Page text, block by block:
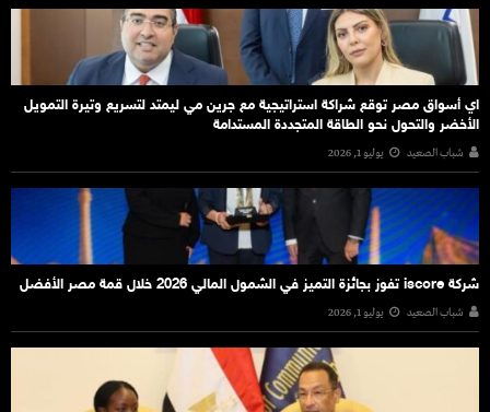
اي أسواق مصر توقع شراكة استراتيجية مع جرين مي ليمتد لتسريع وتيرة التمويل
الأخضر والتحول نحو الطاقة المتجددة المستدامة
شباب الصعيد يوليو 1, 2026
شركة iscore تفوز بجائزة التميز في الشمول المالي 2026 خلال قمة مصر الأفضل
شباب الصعيد يوليو 1, 2026